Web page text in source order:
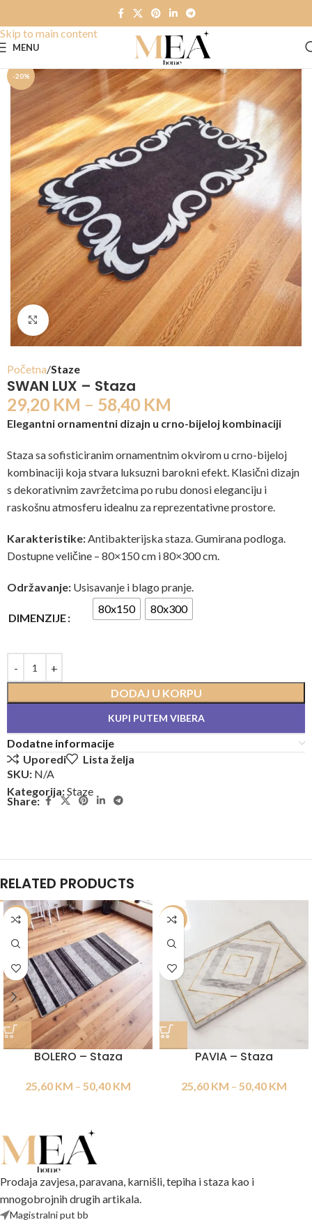
Skip to main content
MENU
-20%
Click to enlarge
Početna Staze
SWAN LUX – Staza
29,20 KM – 58,40 KM
Elegantni ornamentni dizajn u crno-bijeloj kombinaciji
Staza sa sofisticiranim ornamentnim okvirom u crno-bijeloj
kombinaciji koja stvara luksuzni barokni efekt. Klasični dizajn
s dekorativnim zavržetcima po rubu donosi eleganciju i
raskošnu atmosferu idealnu za reprezentativne prostore.
Karakteristike:Antibakterijska staza. Gumirana podloga.
Dostupne veličine – 80×150 cm i 80×300 cm.
Održavanje: Usisavanje i blago pranje.
DIMENZIJE
80x150 80x300
DODAJ U KORPU
KUPI PUTEM VIBERA
Dodatne informacije
Uporedi
Lista želja
SKU: N/A
Kategorija:Staze
Share:
RELATED PRODUCTS
-20%
BOLERO – Staza
25,60 KM – 50,40 KM
-20%
PAVIA – Staza
25,60 KM – 50,40 KM
Prodaja zavjesa, paravana, karnišli, tepiha i staza kao i
mnogobrojnih drugih artikala.
Magistralni put bb